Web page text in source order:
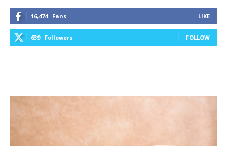
16,474 Fans LIKE
639 Followers FOLLOW